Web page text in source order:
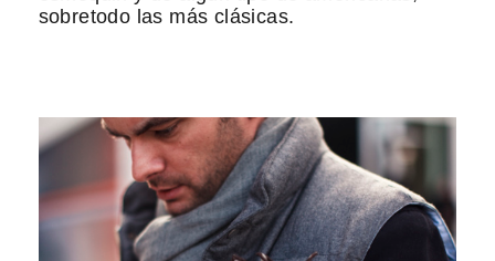
sobretodo las más clásicas.